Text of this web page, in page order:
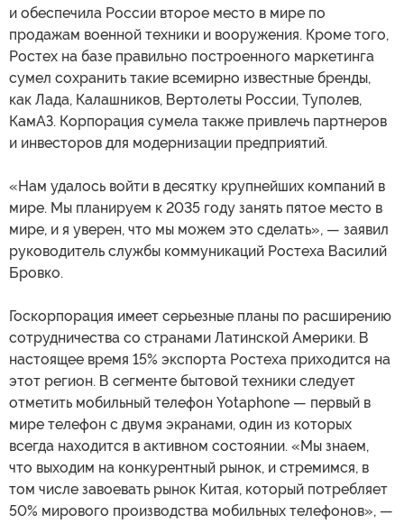
и обеспечила России второе место в мире по
продажам военной техники и вооружения. Кроме того,
Ростех на базе правильно построенного маркетинга
сумел сохранить такие всемирно известные бренды,
как Лада, Калашников, Вертолеты России, Туполев,
КамАЗ. Корпорация сумела также привлечь партнеров
и инвесторов для модернизации предприятий.
«Нам удалось войти в десятку крупнейших компаний в
мире. Мы планируем к 2035 году занять пятое место в
мире, и я уверен, что мы можем это сделать», — заявил
руководитель службы коммуникаций Ростеха Василий
Бровко.
Госкорпорация имеет серьезные планы по расширению
сотрудничества со странами Латинской Америки. В
настоящее время 15% экспорта Ростеха приходится на
этот регион. В сегменте бытовой техники следует
отметить мобильный телефон Yotaphone — первый в
мире телефон с двумя экранами, один из которых
всегда находится в активном состоянии. «Мы знаем,
что выходим на конкурентный рынок, и стремимся, в
том числе завоевать рынок Китая, который потребляет
50% мирового производства мобильных телефонов», —